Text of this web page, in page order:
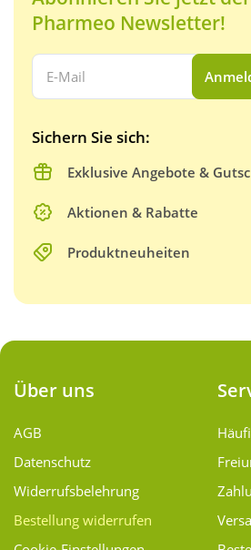
Pharmeo Newsletter!
Ihre E-Mail Adresse:
Sichern Sie sich:
Exklusive Angebote &
Aktionen & Rabatte
Produktneuheiten
Über uns
AGB
Datenschutz
Widerrufsbelehrung
Bestellung widerrufen